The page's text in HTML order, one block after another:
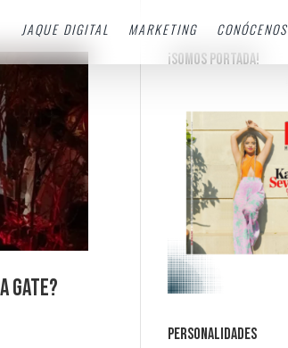
JAQUE DIGITAL MARKETING CONÓCENOS
Gate?
¡SOMOS PORTADA!
PERSONALIDADES